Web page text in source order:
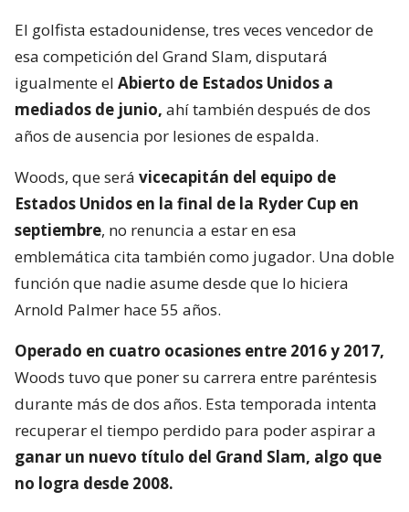
El golfista estadounidense, tres veces vencedor de
esa competición del Grand Slam, disputará
igualmente el Abierto de Estados Unidos a
mediados de junio, ahí también después de dos
años de ausencia por lesiones de espalda.
Woods, que será vicecapitán del equipo de
Estados Unidos en la final de la Ryder Cup en
septiembre, no renuncia a estar en esa
emblemática cita también como jugador. Una doble
función que nadie asume desde que lo hiciera
Arnold Palmer hace 55 años.
Operado en cuatro ocasiones entre 2016 y 2017,
Woods tuvo que poner su carrera entre paréntesis
durante más de dos años. Esta temporada intenta
recuperar el tiempo perdido para poder aspirar a
ganar un nuevo título del Grand Slam, algo que
no logra desde 2008.